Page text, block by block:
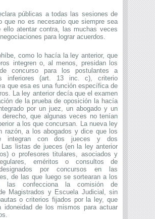
públicas a todas las sesiones de
que no es necesario que siempre sea
atentar contra, las muchas veces
para lograr acuerdos.
como lo hacía la ley anterior, que
integren o, al menos, presidan los
concurso para los postulantes a
inferiores (art. 13 inc. c), criterio
que esa es una función específica de
La ley anterior decía que el examen
de la prueba de oposición la hacía
por un juez, un abogado y un
derecho, que algunas veces no tenían
a los que concursan. La nueva ley
razón, a los abogados y dice que los
integran con dos jueces y dos
Las listas de jueces (en la ley anterior
o profesores titulares, asociados y
eméritos o consultos de
por concursos en las
de las que luego se sortearan a los
las confecciona la comisión de
Magistrados y Escuela Judicial, sin
o criterios fijados por la ley, que
idoneidad de los mismos para actuar